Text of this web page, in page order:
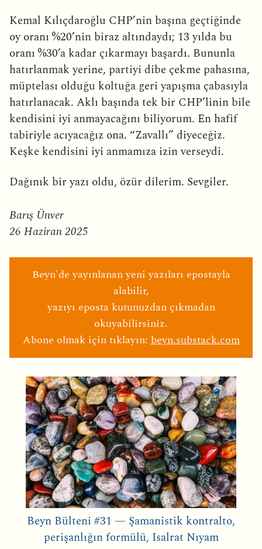
Kemal Kılıçdaroğlu CHP’nin başına geçtiğinde
oy oranı %20’nin biraz altındaydı; 13 yılda bu
oranı %30’a kadar çıkarmayı başardı. Bununla
hatırlanmak yerine, partiyi dibe çekme pahasına,
müptelası olduğu koltuğa geri yapışma çabasıyla
hatırlanacak. Aklı başında tek bir CHP’linin bile
kendisini iyi anmayacağını biliyorum. En hafif
tabiriyle acıyacağız ona. “Zavallı” diyeceğiz.
Keşke kendisini iyi anmamıza izin verseydi.
Dağınık bir yazı oldu, özür dilerim. Sevgiler.
Barış Ünver
26 Haziran 2025
Beyn'de yayınlanan yeni yazıları epostayla
alabilir,
yazıyı eposta kutunuzdan çıkmadan
okuyabilirsiniz.
Abone olmak için tıklayın:beyn.substack.com
Beyn Bülteni #31 — Şamanistik kontralto,
perişanlığın formülü, Isalrat Nıyam